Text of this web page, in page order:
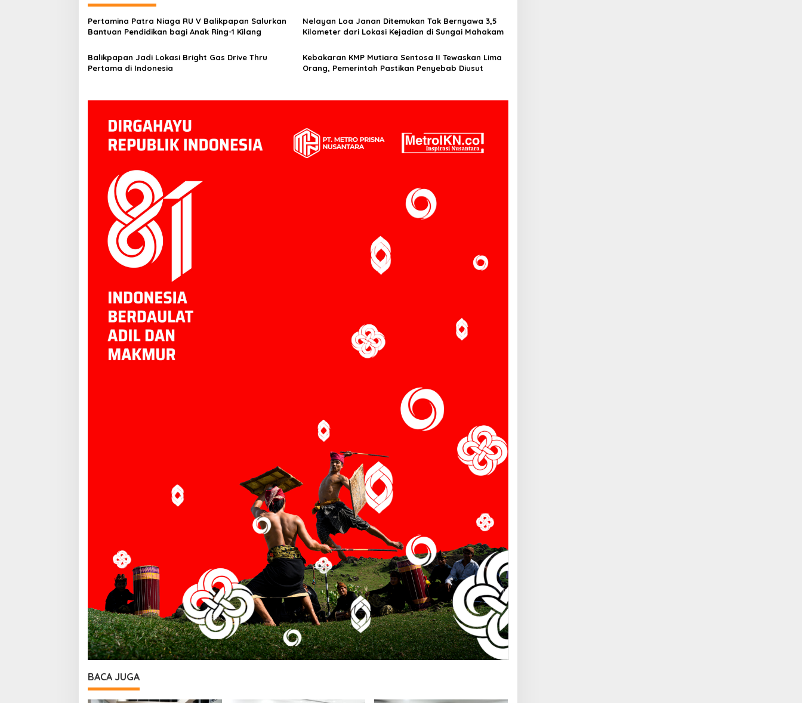
Pertamina Patra Niaga RU V Balikpapan Salurkan
Bantuan Pendidikan bagi Anak Ring-1 Kilang
Nelayan Loa Janan Ditemukan Tak Bernyawa 3,5
Kilometer dari Lokasi Kejadian di Sungai Mahakam
Balikpapan Jadi Lokasi Bright Gas Drive Thru
Pertama di Indonesia
Kebakaran KMP Mutiara Sentosa II Tewaskan Lima
Orang, Pemerintah Pastikan Penyebab Diusut
BACA JUGA